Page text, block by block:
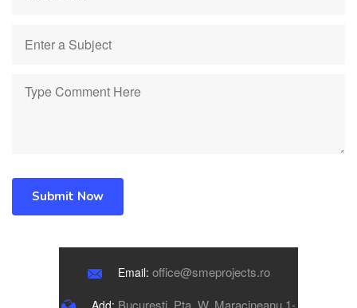
Submit Now
Email: office@smeprojects.ro
Add: Bucuresti, Pta. W. Maracineanu 1-